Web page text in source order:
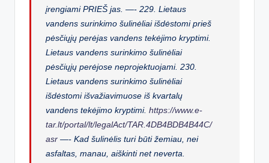
įrengiami PRIEŠ jas. —- 229. Lietaus
vandens surinkimo šulinėliai išdėstomi prieš
pėsčiųjų perėjas vandens tekėjimo kryptimi.
Lietaus vandens surinkimo šulinėliai
pėsčiųjų perėjose neprojektuojami. 230.
Lietaus vandens surinkimo šulinėliai
išdėstomi išvažiavimuose iš kvartalų
vandens tekėjimo kryptimi.https://www.e-
tar.lt/portal/lt/legalAct/TAR.4DB4BDB4B44C/
asr —- Kad šulinėlis turi būti žemiau, nei
asfaltas, manau, aiškinti net neverta.